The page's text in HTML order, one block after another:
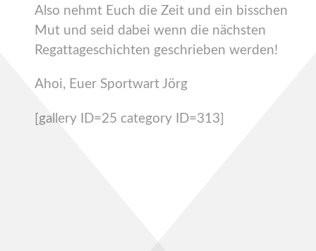
Also nehmt Euch die Zeit und ein bisschen
Mut und seid dabei wenn die nächsten
Regattageschichten geschrieben werden!
Ahoi, Euer Sportwart Jörg
[gallery ID=25 category ID=313]